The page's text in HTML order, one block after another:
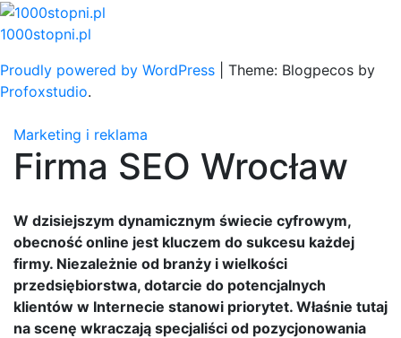
Skip
to
1000stopni.pl
Proudly powered by WordPress
Theme: Blogpecos by
Profoxstudio.
Marketing i reklama
Firma SEO Wrocław
W dzisiejszym dynamicznym świecie cyfrowym,
obecność online jest kluczem do sukcesu każdej
firmy. Niezależnie od branży i wielkości
przedsiębiorstwa, dotarcie do potencjalnych
klientów w Internecie stanowi priorytet. Właśnie tutaj
na scenę wkraczają specjaliści od pozycjonowania